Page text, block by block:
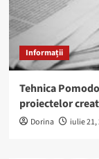
Informații
Tehnica
proiectelor
Dorina iulie 21,